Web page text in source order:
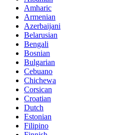
Amharic
Armenian
Azerbaijani
Belarusian
Bengali
Bosnian
Bulgarian
Cebuano
Chichewa
Corsican
Croatian
Dutch
Estonian
Filipino